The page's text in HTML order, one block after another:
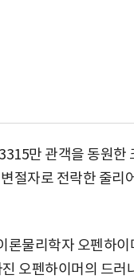
만 관객을 동원한
절자로 전락한 줄리
론물리학자 오펜하
오펜하이머의 드러